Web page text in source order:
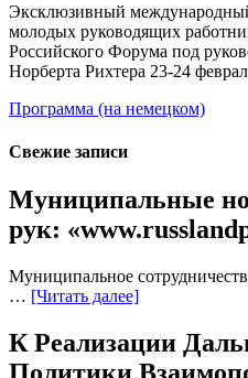
Эксклюзивный
молодых руководящих
Российского Форума под
Норберта Рихтера 23-24
Программа (на немецком)
Свежие записи
Муниципальные
рук:
Муниципальное
… [Читать далее]
К Реализации